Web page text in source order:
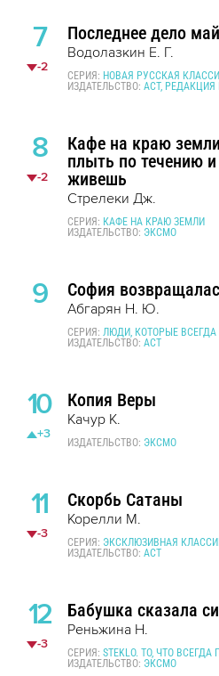
7 Последнее дело
Водолазкин Е. Г.
СЕРИЯ: НОВАЯ РУССКАЯ
ИЗДАТЕЛЬСТВО: АСТ,
-2
8
Кафе на краю
плыть по течению
живешь
Стрелеки Дж.
СЕРИЯ: КАФЕ НА КРАЮ ЗЕМЛИ
ИЗДАТЕЛЬСТВО: ЭКСМО
-2
9 София
Абгарян Н. Ю.
СЕРИЯ: ЛЮДИ, КОТОРЫЕ
ИЗДАТЕЛЬСТВО: АСТ
10 Копия Веры
Качур К.
ИЗДАТЕЛЬСТВО: ЭКСМО
+3
11 Скорбь Сатаны
Корелли М.
СЕРИЯ: ЭКСКЛЮЗИВНАЯ
ИЗДАТЕЛЬСТВО: АСТ
-3
12 Бабушка сказала
Реньжина Н.
СЕРИЯ: STEKLO. ТО, ЧТО
ИЗДАТЕЛЬСТВО: ЭКСМО
-3